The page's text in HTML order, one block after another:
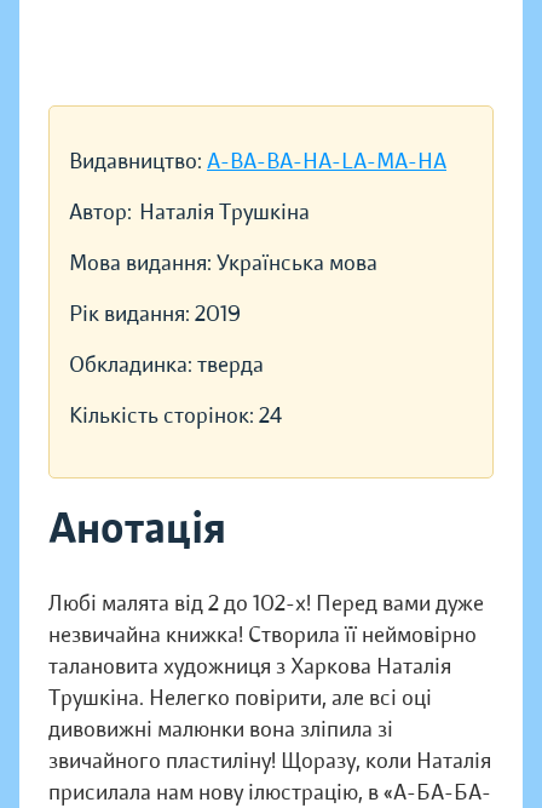
Видавництво: A-BA-BA-HA-LA-MA-HA
Автор: Наталія Трушкіна
Мова видання: Українська мова
Рік видання: 2019
Обкладинка: тверда
Кількість сторінок: 24
Анотація
Любі малята від 2 до 102-х! Перед вами дуже
незвичайна книжка! Створила її неймовірно
талановита художниця з Харкова Наталія
Трушкіна. Нелегко повірити, але всі оці
дивовижні малюнки вона зліпила зі
звичайного пластиліну! Щоразу, коли Наталія
присилала нам нову ілюстрацію, в «А-БА-БА-